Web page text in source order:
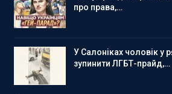
про права,…
У Салоніках чоловік у
зупинити ЛГБТ-прайд,…